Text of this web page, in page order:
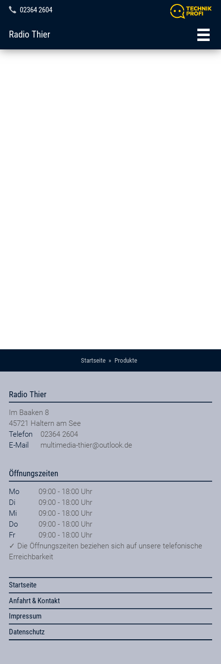
02364 2604
Radio Thier
Startseite Produkte
Radio Thier
Im Baaken 8
45721 Haltern am See
Telefon
02364 2604
E-Mail
multimedia-thier@outlook.de
Öffnungszeiten
Mo
09:00 - 18:00 Uhr
Di
09:00 - 18:00 Uhr
Mi
09:00 - 18:00 Uhr
Do
09:00 - 18:00 Uhr
Fr
09:00 - 18:00 Uhr
✓ Die Öffnungszeiten beziehen sich auf unsere telefonische
Erreichbarkeit
Startseite
Anfahrt & Kontakt
Impressum
Datenschutz